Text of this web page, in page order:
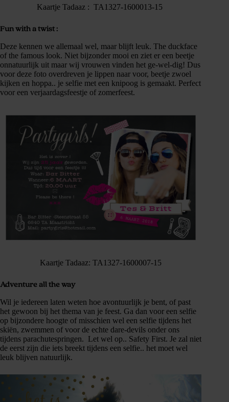
Kaartje Tadaaz : TA1327-1600013-15
Fun with a twist :
Deze kennen we allemaal wel, maar blijft leuk. The duckface
of the famous look. Niet bijzonder mooi en ziet er een beetje
onnatuurlijk uit maar wij vrouwen vinden het ge-wel-dig! Dus
voor deze foto overdreven je lippen naar voor, beetje zwoel
kijken en hoppa.. je selfie met een knipoog is gemaakt. Perfect
voor een verjaardagsfeestje of zomerfeest.
Kaartje Tadaaz: TA1327-1600007-15
Adventure all the way
Wil je iedereen laten weten hoe avontuurlijk je bent, of past
het gewoon bij het thema van je feest. Ga dan voor een selfie
op bijzondere hoogte of misschien wel een selfie tijdens het
skiën, zwemmen of voor de echte dare-devils onder ons
tijdens parachutespringen. Let wel op.. Safety First. Je zal niet
de eerst zijn die iets breekt tijdens een selfie.. het moet wel
leuk blijven natuurlijk.